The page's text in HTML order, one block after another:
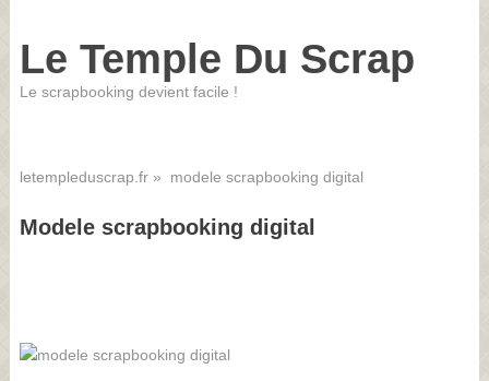
Le Temple Du Scrap
Le scrapbooking devient facile !
letempleduscrap.fr» modele scrapbooking digital
Modele scrapbooking digital